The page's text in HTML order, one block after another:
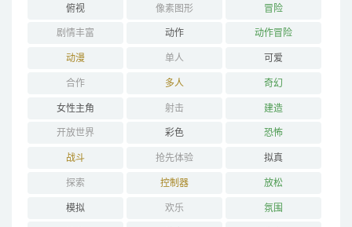
俯视 像素图形 冒险
剧情丰富 动作 动作冒险
动漫 单人 可爱
合作 多人 奇幻
女性主角 射击 建造
开放世界 彩色 恐怖
战斗 抢先体验 拟真
探索 控制器 放松
模拟 欢乐 氛围